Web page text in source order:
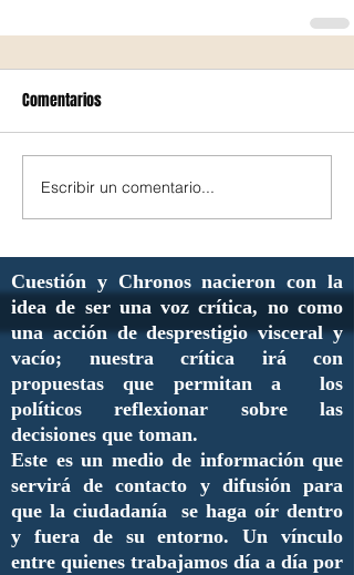
Comentarios
Escribir un comentario...
Cuestión y Chronos nacieron con la
idea de ser una voz crítica, no como
una acción de desprestigio visceral y
vacío; nuestra crítica irá con
propuestas que permitan a los
políticos reflexionar sobre las
decisiones que toman.
Este es un medio de información que
servirá de contacto y difusión para
que la ciudadanía se haga oír dentro
y fuera de su entorno. Un vínculo
entre quienes trabajamos día a día por